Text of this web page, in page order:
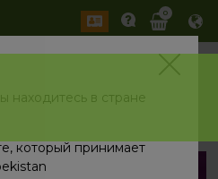
0
находитесь в стране
который принимает